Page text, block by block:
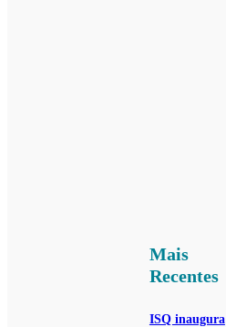
Mais
Recentes
ISQ inaugura